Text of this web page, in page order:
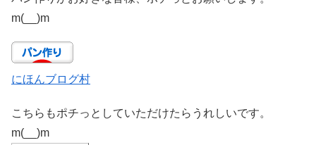
m(__)m
にほんブログ村
こちらもポチっとしていただけたらうれしいです。
m(__)m